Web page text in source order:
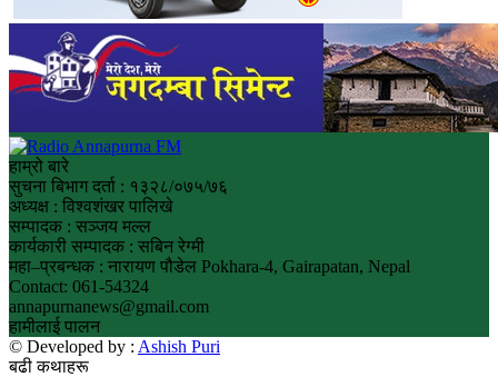
हाम्रो बारे
सुचना बिभाग दर्ता : १३२८/०७५/७६
अध्यक्ष : विश्वशंखर पालिखे
सम्पादक : सञ्जय मल्ल
कार्यकारी सम्पादक : सबिन रेग्मी
महा–प्रबन्धक : नारायण पौडेल Pokhara-4, Gairapatan, Nepal
Contact: 061-54324
annapurnanews@gmail.com
हामीलाई पालन
© Developed by : Ashish Puri
बढी कथाहरू